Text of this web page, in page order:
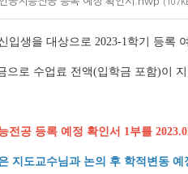
입생을 대상으로 2023-1학기 등록
으로 수업료 전액(입학금 포함)이
전공 등록 예정 확인서 1부를
지도교수님과 논의 후 학적변동